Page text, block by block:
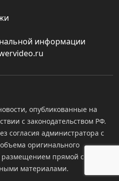
информации
опубликованные на
с законодательством РФ.
согласия администратора с
оригинального
прямой ссылки
материалами.